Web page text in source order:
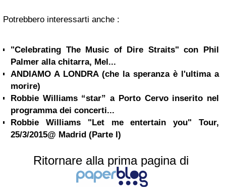
Potrebbero interessarti anche :
"Celebrating The Music of Dire Straits" con Phil
Palmer alla chitarra, Mel...
ANDIAMO A LONDRA (che la speranza è l'ultima a
morire)
Robbie Williams “star” a Porto Cervo inserito nel
programma dei concerti...
Robbie Williams "Let me entertain you" Tour,
25/3/2015@ Madrid (Parte I)
Ritornare alla prima pagina di